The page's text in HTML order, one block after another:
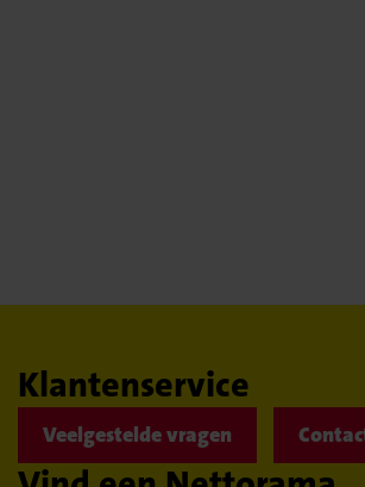
Klantenservice
Veelgestelde vragen